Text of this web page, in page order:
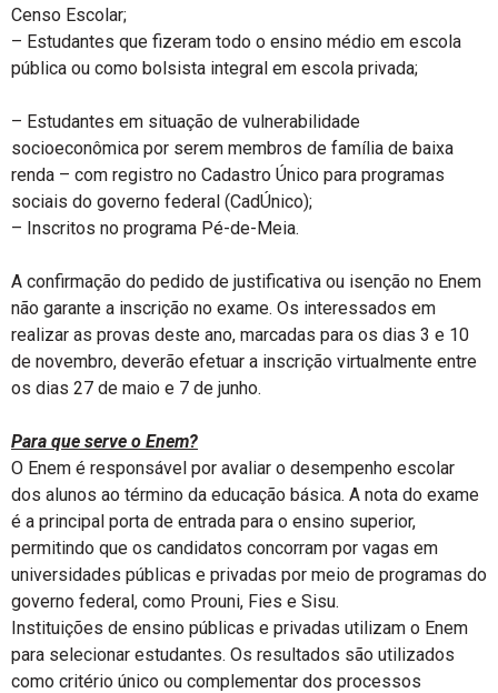
Censo Escolar;
– Estudantes que fizeram todo o ensino médio em escola
pública ou como bolsista integral em escola privada;
– Estudantes em situação de vulnerabilidade
socioeconômica por serem membros de família de baixa
renda – com registro no Cadastro Único para programas
sociais do governo federal (CadÚnico);
– Inscritos no programa Pé-de-Meia.
A confirmação do pedido de justificativa ou isenção no Enem
não garante a inscrição no exame. Os interessados em
realizar as provas deste ano, marcadas para os dias 3 e 10
de novembro, deverão efetuar a inscrição virtualmente entre
os dias 27 de maio e 7 de junho.
Para que serve o Enem?
O Enem é responsável por avaliar o desempenho escolar
dos alunos ao término da educação básica. A nota do exame
é a principal porta de entrada para o ensino superior,
permitindo que os candidatos concorram por vagas em
universidades públicas e privadas por meio de programas do
governo federal, como Prouni, Fies e Sisu.
Instituições de ensino públicas e privadas utilizam o Enem
para selecionar estudantes. Os resultados são utilizados
como critério único ou complementar dos processos